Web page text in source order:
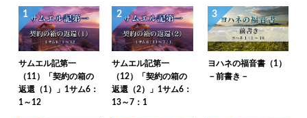
1
サムエル記第一
（11）「契約の箱の
返還（1）」1サム6：
1～12
2
サムエル記第一
（12）「契約の箱の
返還（2）」1サム6：
13～7：1
3
ヨハネの福音書（1）
－前書き－